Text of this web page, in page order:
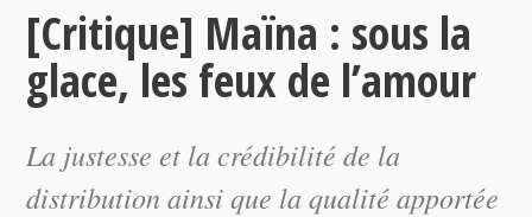
[Critique] Maïna : sous la
glace, les feux de l’amour
La justesse et la crédibilité de la
distribution ainsi que la qualité apportée